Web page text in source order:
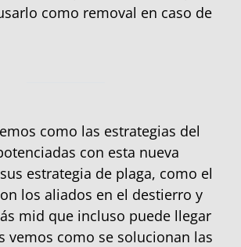
como removal en caso de
como las estrategias del
con esta nueva
estrategia de plaga, como el
los aliados en el destierro y
mid que incluso puede llegar
vemos como se solucionan las